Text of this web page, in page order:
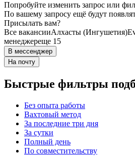
Попробуйте изменить запрос или
По вашему запросу ещё будут
Присылать вам?
Все вакансииАлхасты (Ингушетия)
менеджереще 15
В мессенджер
На почту
Быстрые фильтры
Без опыта работы
Вахтовый метод
За последние три дня
За сутки
Полный день
По совместительству